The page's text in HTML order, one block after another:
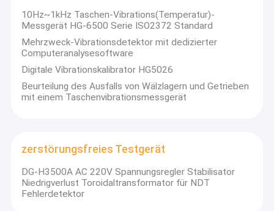
10Hz~1kHz Taschen-Vibrations(Temperatur)-
Messgerät HG-6500 Serie ISO2372 Standard
Mehrzweck-Vibrationsdetektor mit dedizierter
Computeranalysesoftware
Digitale Vibrationskalibrator HG5026
Beurteilung des Ausfalls von Wälzlagern und Getrieben
mit einem Taschenvibrationsmessgerät
zerstörungsfreies Testgerät
DG-H3500A AC 220V Spannungsregler Stabilisator
Niedrigverlust Toroidaltransformator für NDT
Fehlerdetektor